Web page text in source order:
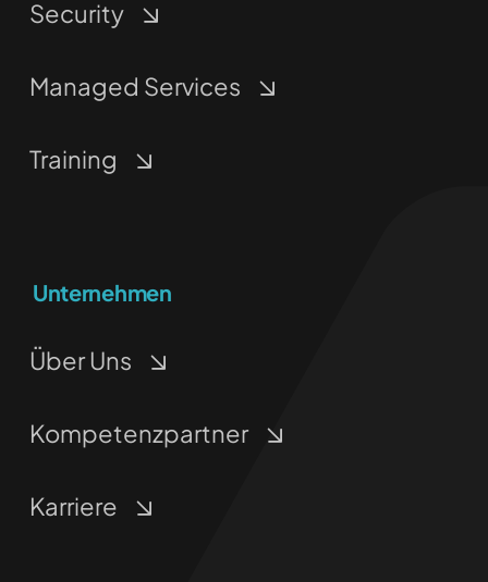
Security
Managed Services
Training
Unternehmen
Über Uns
Kompetenzpartner
Karriere